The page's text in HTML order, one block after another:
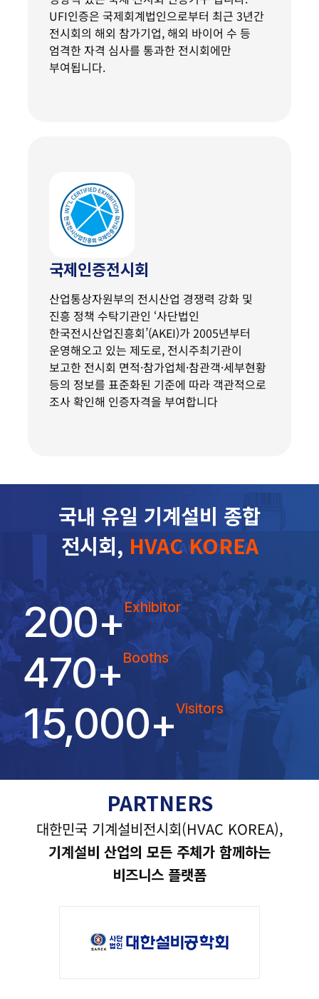
UFI인증은 국제회계법인으로부터 최근 3년간
전시회의 해외 참가기업, 해외 바이어 수 등
엄격한 자격 심사를 통과한 전시회에만
부여됩니다.
국제인증전시회
산업통상자원부의 전시산업 경쟁력 강화 및
진흥 정책 수탁기관인 ‘사단법인
한국전시산업진흥회’(AKEI)가 2005년부터
운영해오고 있는 제도로, 전시주최기관이
보고한 전시회 면적·참가업체·참관객·세부현황
등의 정보를 표준화된 기준에 따라 객관적으로
조사 확인해 인증자격을 부여합니다
국내 유일 기계설비 종합
전시회, HVAC KOREA
200+Exhibitor
470+ Booths
15,000+Visitors
PARTNERS
대한민국 기계설비전시회(HVAC KOREA),
기계설비 산업의 모든 주체가 함께하는
비즈니스 플랫폼